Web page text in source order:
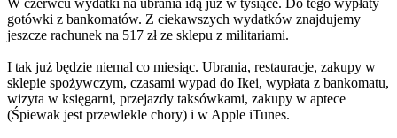
W czerwcu wydatki na ubrania idą już w tysiące. Do tego wypłaty
gotówki z bankomatów. Z ciekawszych wydatków znajdujemy
jeszcze rachunek na 517 zł ze sklepu z militariami.
I tak już będzie niemal co miesiąc. Ubrania, restauracje, zakupy w
sklepie spożywczym, czasami wypad do Ikei, wypłata z bankomatu,
wizyta w księgarni, przejazdy taksówkami, zakupy w aptece
(Śpiewak jest przewlekle chory) i w Apple iTunes.